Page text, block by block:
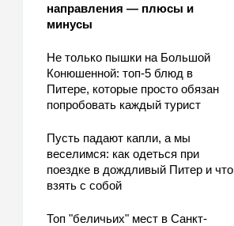
направления — плюсы и
минусы
Не только пышки на Большой
Конюшенной: топ-5 блюд в
Питере, которые просто обязан
попробовать каждый турист
Пусть падают капли, а мы
веселимся: как одеться при
поездке в дождливый Питер и что
взять с собой
Топ "беличьих" мест в Санкт-